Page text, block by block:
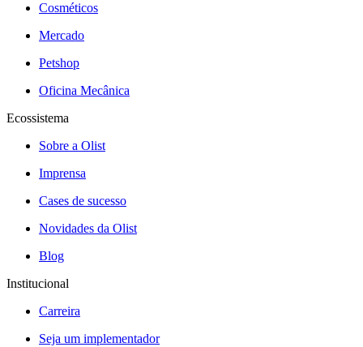
Cosméticos
Mercado
Petshop
Oficina Mecânica
Ecossistema
Sobre a Olist
Imprensa
Cases de sucesso
Novidades da Olist
Blog
Institucional
Carreira
Seja um implementador